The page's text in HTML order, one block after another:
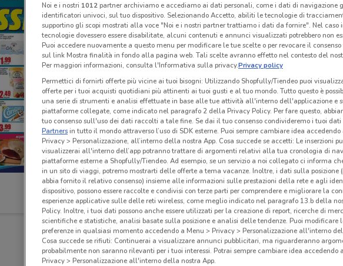
25.5 km
Gli
Elite
trovi
Noi e i nostri 1012partner archiviamo e accediamo ai dati personali, come i dati di navigazione
identificatori univoci, sul tuo dispositivo. Selezionando Accetto, abiliti le tecnologie di
supportino gli scopi mostrati alla voce "Noi e i nostri partner trattiamo i dati da fornire". Nel caso
tecnologie dovessero essere disabilitate, alcuni contenuti e annunci visualizzati potrebbero non
Puoi accedere nuovamente a questo menu per modificare le tue scelte o per revocare il
sul link Mostra finalità in fondo alla pagina web. Tali scelte avranno effetto nel contesto del
Per maggiori informazioni, consulta l'Informativa sulla privacy.Privacy policy
Permettici di fornirti offerte più vicine ai tuoi bisogni: Utilizzando Shopfully/Tiendeo puoi
offerte per i tuoi acquisti quotidiani più attinenti ai tuoi gusti e al tuo mondo. Tutto questo è
una serie di strumenti e analisi effettuate in base alle tue attività all'interno dell'applicazione e
piattaforme collegate, come indicato nel paragrafo 2 della Privacy Policy. Per fare questo,
tuo consenso sull'uso dei dati raccolti a tale fine. Se dai il tuo consenso condivideremo i tuoi dati
Partnersin tutto il mondo attraverso l’uso di SDK esterne. Puoi sempre cambiare idea accedendo
Privacy > Personalizzazione, all’interno della nostra App. Cosa succede se accetti: Le inserzioni
visualizzerai all'interno dell’app potranno trattare di argomenti relativi alla tua cronologia di
piattaforme esterne a Shopfully/Tiendeo. Ad esempio, se un servizio a noi collegato ci informa
in un sito di viaggi, potremo mostrarti delle offerte a tema vacanze. Inoltre, i dati sulla posizione
abbia fornito il relativo consenso) insieme alle informazioni sulle prestazioni della rete e agli
dispositivo, possono essere raccolte e condivisi con terze parti per comprendere e migliorare la
esperienze applicative sulle delle reti wireless, come meglio indicato nel paragrafo 13.b della
Policy. Inoltre, i tuoi dati possono anche essere utilizzati per la creazione di report, ricerche di
scientifiche e statistiche, analisi basate sulla posizione e analisi delle tendenze. Puoi modificare
preferenze in qualsiasi momento accedendo a Menu > Privacy > Personalizzazione all'interno
Cosa succede se rifiuti: Continuerai a visualizzare annunci pubblicitari, ma riguarderanno
probabilmente non saranno rilevanti per i tuoi interessi. Potrai sempre cambiare idea accedendo
Privacy > Personalizzazione all'interno della nostra App.